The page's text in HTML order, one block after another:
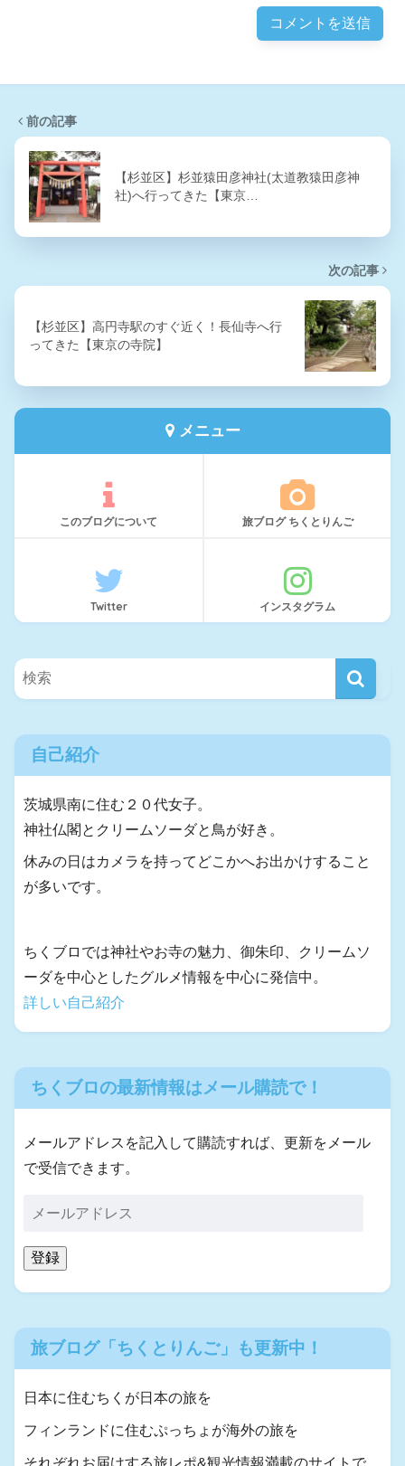
前の記事
【杉並区】杉並猿田彦神社(太道教猿田彦神
社)へ行ってきた【東京…
次の記事
【杉並区】高円寺駅のすぐ近く！長仙寺へ行
ってきた【東京の寺院】
メニュー
このブログについて 旅ブログ ちくとりんご
Twitter インスタグラム
自己紹介
茨城県南に住む２０代女子。
神社仏閣とクリームソーダと鳥が好き。
休みの日はカメラを持ってどこかへお出かけすること
が多いです。
ちくブロでは神社やお寺の魅力、御朱印、クリームソ
ーダを中心としたグルメ情報を中心に発信中。
詳しい自己紹介
ちくブロの最新情報はメール購読で！
メールアドレスを記入して購読すれば、更新をメール
で受信できます。
登録
旅ブログ「ちくとりんご」も更新中！
日本に住むちくが日本の旅を
フィンランドに住むぷっちょが海外の旅を
それぞれお届けする旅レポ&観光情報満載のサイトで